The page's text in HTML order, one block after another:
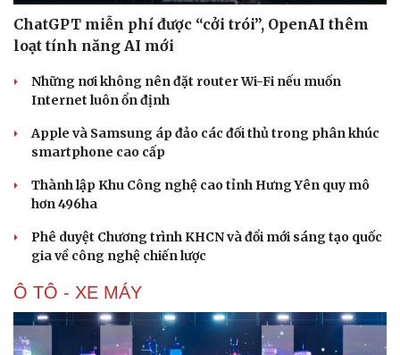
ChatGPT miễn phí được “cởi trói”, OpenAI thêm
loạt tính năng AI mới
Những nơi không nên đặt router Wi-Fi nếu muốn
Internet luôn ổn định
Apple và Samsung áp đảo các đối thủ trong phân khúc
smartphone cao cấp
Thành lập Khu Công nghệ cao tỉnh Hưng Yên quy mô
hơn 496ha
Phê duyệt Chương trình KHCN và đổi mới sáng tạo quốc
gia về công nghệ chiến lược
Ô TÔ - XE MÁY